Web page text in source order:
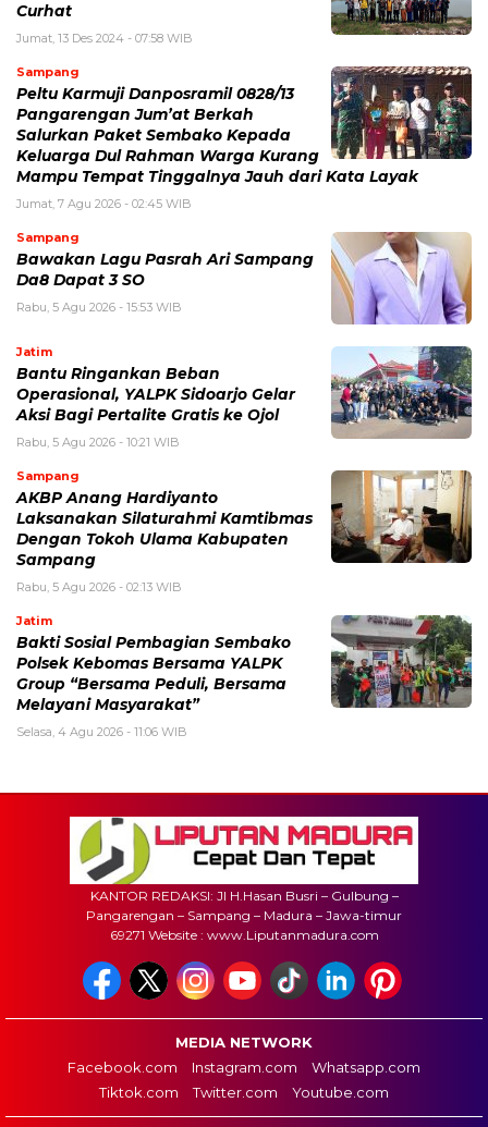
Curhat
Jumat, 13 Des 2024 - 07:58 WIB
Sampang
Peltu Karmuji Danposramil 0828/13
Pangarengan Jum’at Berkah
Salurkan Paket Sembako Kepada
Keluarga Dul Rahman Warga Kurang
Mampu Tempat Tinggalnya Jauh dari Kata Layak
Jumat, 7 Agu 2026 - 02:45 WIB
Sampang
Bawakan Lagu Pasrah Ari Sampang
Da8 Dapat 3 SO
Rabu, 5 Agu 2026 - 15:53 WIB
Jatim
Bantu Ringankan Beban
Operasional, YALPK Sidoarjo Gelar
Aksi Bagi Pertalite Gratis ke Ojol
Rabu, 5 Agu 2026 - 10:21 WIB
Sampang
AKBP Anang Hardiyanto
Laksanakan Silaturahmi Kamtibmas
Dengan Tokoh Ulama Kabupaten
Sampang
Rabu, 5 Agu 2026 - 02:13 WIB
Jatim
Bakti Sosial Pembagian Sembako
Polsek Kebomas Bersama YALPK
Group “Bersama Peduli, Bersama
Melayani Masyarakat”
Selasa, 4 Agu 2026 - 11:06 WIB
KANTOR REDAKSI: Jl H.Hasan Busri – Gulbung –
Pangarengan – Sampang – Madura – Jawa-timur
69271 Website : www.Liputanmadura.com
MEDIA NETWORK
Facebook.com
Instagram.com
Whatsapp.com
Tiktok.com
Twitter.com Youtube.com